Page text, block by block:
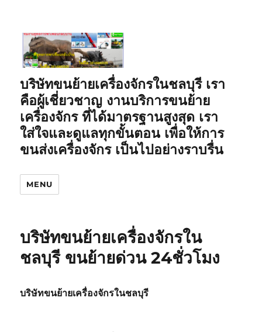
บริษัทขนย้ายเครื่องจักรในชลบุรี เรา
คือผู้เชี่ยวชาญ งานบริการขนย้าย
เครื่องจักร ที่ได้มาตรฐานสูงสุด เรา
ใส่ใจและดูแลทุกขั้นตอน เพื่อให้การ
ขนส่งเครื่องจักร เป็นไปอย่างราบรื่น
MENU
บริษัทขนย้ายเครื่องจักรใน
ชลบุรี ขนย้ายด่วน 24ชั่วโมง
บริษัทขนย้ายเครื่องจักรในชลบุรี